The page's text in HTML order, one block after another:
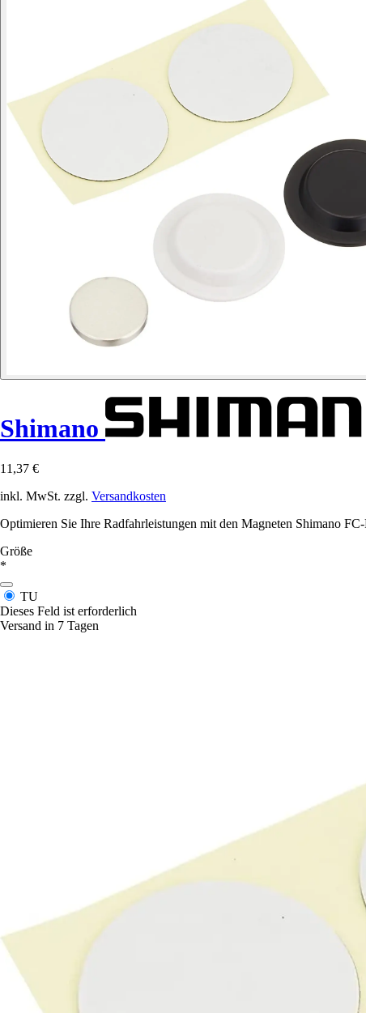
Shimano
11,37 €
inkl. MwSt. zzgl. Versandkosten
Optimieren Sie Ihre Radfahrleistungen mit den Magneten Shimano
Größe
*
TU
Dieses Feld ist erforderlich
Versand in 7 Tagen